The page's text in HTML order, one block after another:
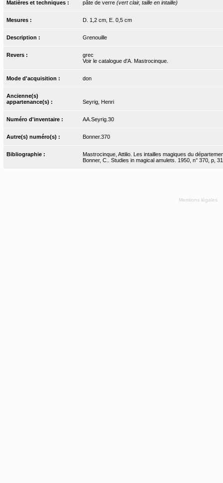
Matières et techniques : pâte de verre (vert clair, taille en intaille)
Mesures : D. 1,2 cm, E. 0,5 cm
Description : Grenouille
Revers :
grec
Voir le catalogue d'A. Mastrocinque.
Mode d'acquisition : don
Ancienne(s)
appartenance(s) :
Seyrig, Henri
Numéro d'inventaire : AA.Seyrig.30
Autre(s) numéro(s) : Bonner.370
Bibliographie :
Mastrocinque, Attilio. Les intailles magiques du
Bonner, C.. Studies in magical amulets. 1950, n° 370, p,
Mentions légales